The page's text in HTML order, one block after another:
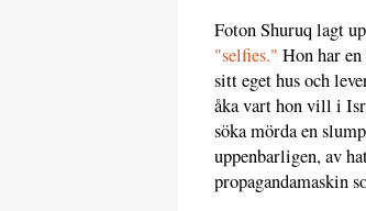
Foton Shuruq lagt
"selfies." Hon har
sitt eget hus och
åka vart hon vill i
söka mörda en
uppenbarligen, av
propagandamaskin